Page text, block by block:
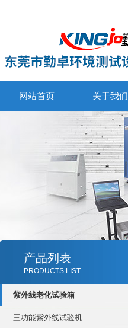
网站首页 关于我们
产品列表
PRODUCTS LIST
紫外线老化试验箱
三功能紫外线试验机